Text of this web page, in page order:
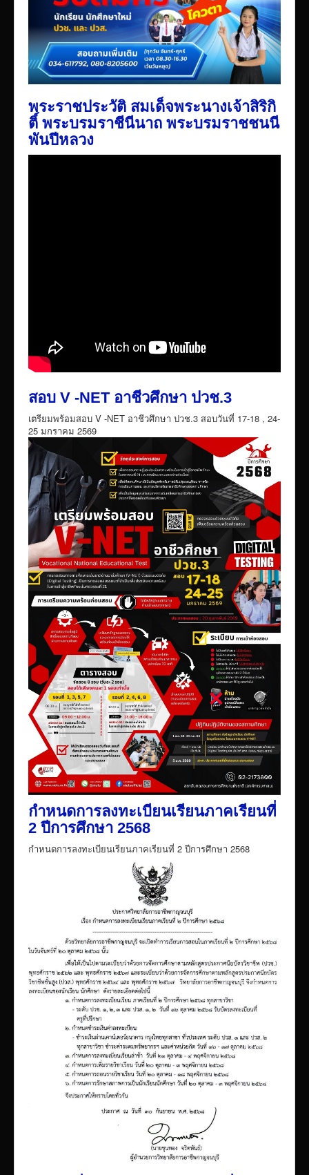
พระราชประวัติ สมเด็จพระนางเจ้าสิริกิ
ติ์ พระบรมราชีนีนาถ พระบรมราชชนนี
พันปีหลวง
สอบ V -NET อาชีวศึกษา ปวช.3
เตรียมพร้อมสอบ V -NET อาชีวศึกษา ปวช.3 สอบวันที่ 17-18 , 24-
25 มกราคม 2569
กำหนดการลงทะเบียนเรียนภาคเรียนที่
2 ปีการศึกษา 2568
กำหนดการลงทะเบียนเรียนภาคเรียนที่ 2 ปีการศึกษา 2568